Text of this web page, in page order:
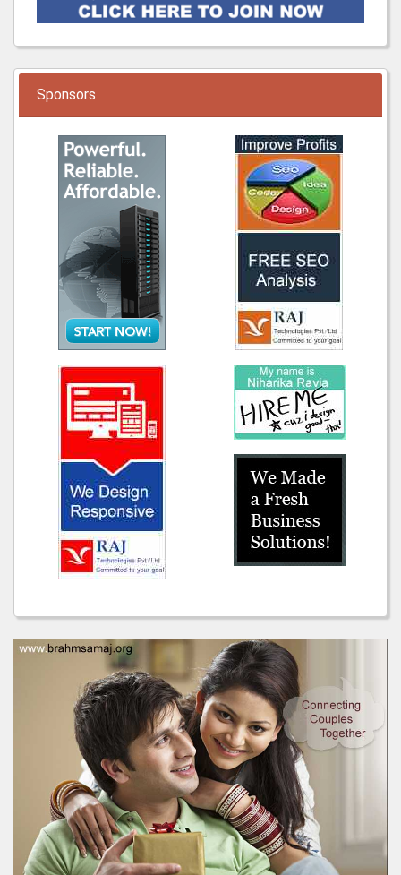
Sponsors